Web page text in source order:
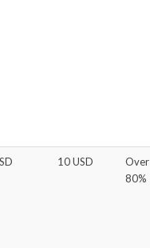
10 USD
Over
80%